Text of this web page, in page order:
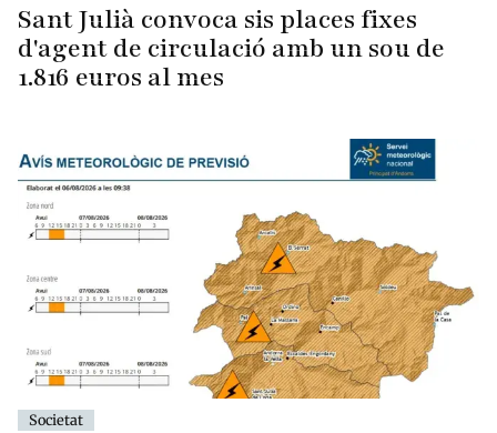
Sant Julià convoca sis places fixes
d'agent de circulació amb un sou de
1.816 euros al mes
Societat